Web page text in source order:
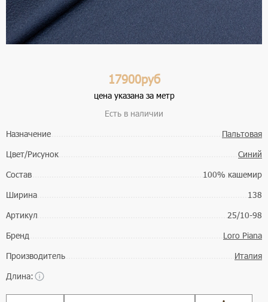
17900руб
цена указана за метр
Есть в наличии
Назначение
Пальтовая
Цвет/Рисунок
Синий
Состав
100% кашемир
Ширина
138
Артикул
25/10-98
Бренд
Loro Piana
Производитель
Италия
Длина: